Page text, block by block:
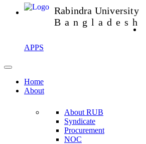
Rabindra University
Bangladesh
APPS
Home
About
About RUB
Syndicate
Procurement
NOC